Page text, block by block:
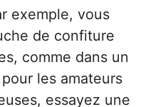
exemple, vous
de confiture
comme dans un
les amateurs
essayez une